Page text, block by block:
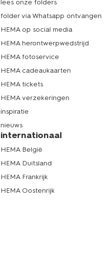
lees onze folders
folder via Whatsapp ontvangen
HEMA op social media
HEMA herontwerpwedstrijd
HEMA fotoservice
HEMA cadeaukaarten
HEMA tickets
HEMA verzekeringen
inspiratie
nieuws
internationaal
HEMA België
HEMA Duitsland
HEMA Frankrijk
HEMA Oostenrijk